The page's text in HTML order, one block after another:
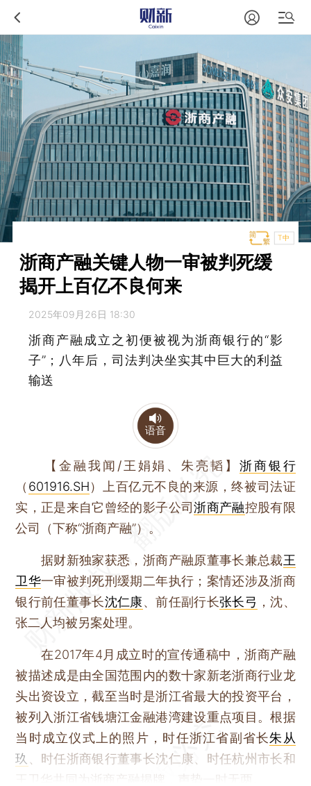
T中
浙商产融关键人物一审被判死缓
揭开上百亿不良何来
2025年09月26日 18:30
浙商产融成立之初便被视为浙商银行的“影
子”；八年后，司法判决坐实其中巨大的利益
输送
语音
【金融我闻/王娟娟、朱亮韬】 浙商银行
（ 601916.SH）上百亿元不良的来源，终被司法证
实，正是来自它曾经的影子公司浙商产融控股有限
公司（下称“浙商产融”）。
据财新独家获悉，浙商产融原董事长兼总裁王
卫华一审被判死刑缓期二年执行；案情还涉及浙商
银行前任董事长沈仁康、前任副行长张长弓 ，沈、
张二人均被另案处理。
在2017年4月成立时的宣传通稿中，浙商产融
被描述成是由全国范围内的数十家新老浙商行业龙
头出资设立，截至当时是浙江省最大的投资平台，
被列入浙江省钱塘江金融港湾建设重点项目。根据
当时成立仪式上的照片，时任浙江省副省长朱从
玖
、时任浙商银行董事长沈仁康、时任杭州市长和
王卫华共同为浙商产融揭牌，声势一时无两。